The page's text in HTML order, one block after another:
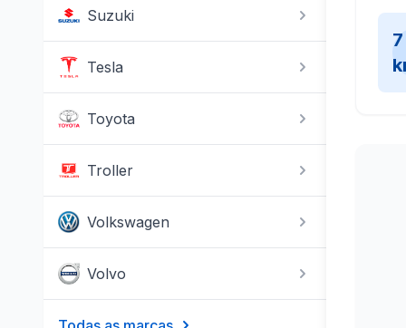
Suzuki
Tesla
Toyota
Troller
Volkswagen
Volvo
7